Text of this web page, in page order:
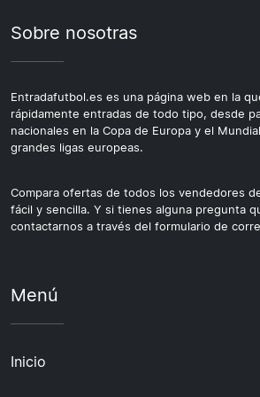
Sobre nosotras
Entradafutbol.es es una página web en la
rápidamente entradas de todo tipo, desde
nacionales en la Copa de Europa y el
grandes ligas europeas.
Compara ofertas de todos los vendedores
fácil y sencilla. Y si tienes alguna pregunta
contactarnos a través del formulario de
Menú
Inicio